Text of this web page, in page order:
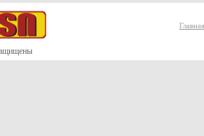
Главная